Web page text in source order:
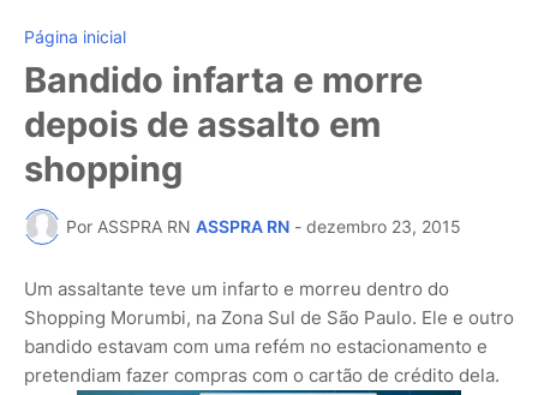
Página inicial
Bandido infarta e morre
depois de assalto em
shopping
Por ASSPRA RN ASSPRA RN - dezembro 23, 2015
Um assaltante teve um infarto e morreu dentro do
Shopping Morumbi, na Zona Sul de São Paulo. Ele e outro
bandido estavam com uma refém no estacionamento e
pretendiam fazer compras com o cartão de crédito dela.